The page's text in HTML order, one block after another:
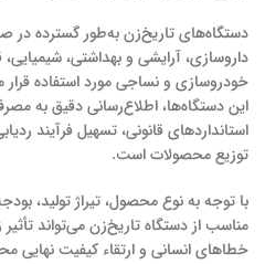
دستگاه‌های تاریخ‌زن به‌طور گسترده در
داروسازی، آرایشی و بهداشتی،
خودروسازی و نساجی مورد استفاده
این دستگاه‌ها، اطلاع‌رسانی دقیق به
استانداردهای قانونی، تسهیل فرآیند
توزیع محصولات است.
با توجه به نوع محصول، تیراژ تولید،
مناسب از دستگاه تاریخ‌زن می‌تواند
خطاهای انسانی و ارتقاء کیفیت نهایی